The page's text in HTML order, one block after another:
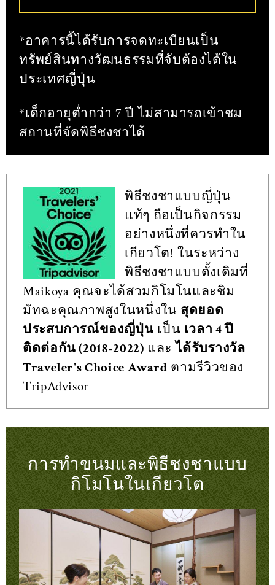
*อาคารนี้ได้รับการจดทะเบียนเป็น
ทรัพย์สินทางวัฒนธรรมที่จับต้องได้ใน
ประเทศญี่ปุ่น
*เด็กอายุต่ำกว่า 7 ปี ไม่สามารถเข้าชม
สถานที่จัดพิธีชงชาได้
พิธีชงชาแบบญี่ปุ่น
แท้ๆ ถือเป็นกิจกรรม
อย่างหนึ่งที่ควรทำใน
เกียวโต! ในระหว่าง
พิธีชงชาแบบดั้งเดิมที่
Maikoya คุณจะได้สวมกิโมโนและชิม
มัทฉะคุณภาพสูงในหนึ่งใน สุดยอด
ประสบการณ์ของญี่ปุ่น เป็น เวลา 4 ปี
ติดต่อกัน (2018-2022) และได้รับรางวัล
Traveler's Choice Award ตามรีวิวของ
TripAdvisor
การทำขนมและพิธีชงชาแบบ
กิโมโนในเกียวโต